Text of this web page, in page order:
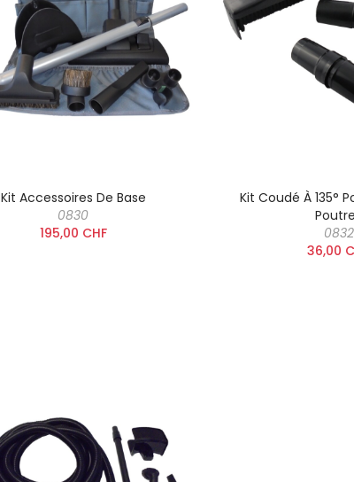
Kit Accessoires De Base
0830
195,00 CHF
Kit Coudé À 135°
0832
36,00